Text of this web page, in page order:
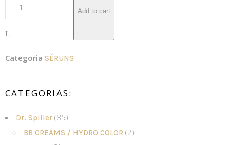
Add to cart
Categoria SÉRUNS
CATEGORIAS:
Dr. Spiller (85)
BB CREAMS / HYDRO COLOR (2)